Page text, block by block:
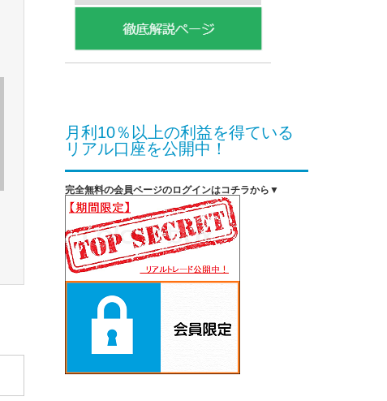
月利10％以上の利益を得ている
リアル口座を公開中！
完全無料の会員ページのログインはコチラから▼